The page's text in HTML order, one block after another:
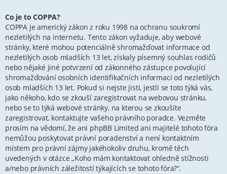
Co je to COPPA?
COPPA je americký zákon z roku 1998 na ochranu soukromí
nezletilých na internetu. Tento zákon vyžaduje, aby webové
stránky, které mohou potenciálně shromažďovat informace od
nezletilých osob mladších 13 let, získaly písemný souhlas rodičů
nebo nějaké jiné potvrzení od zákonného zástupce povolující
shromažďování osobních identifikačních informací od nezletilých
osob mladších 13 let. Pokud si nejste jisti, jestli se toto týká vás,
jako někoho, kdo se zkouší zaregistrovat na webovou stránku,
nebo se to týká webové stránky, na kterou se zkoušíte
zaregistrovat, kontaktujte vašeho právního poradce. Vezměte
prosím na vědomí, že ani phpBB Limited ani majitelé tohoto fóra
nemůžou poskytovat právní poradenství a není kontaktním
místem pro právní zájmy jakéhokoliv druhu, kromě těch
uvedených v otázce „Koho mám kontaktovat ohledně stížnosti
a/nebo právních záležitostí týkajících se tohoto fóra?“.